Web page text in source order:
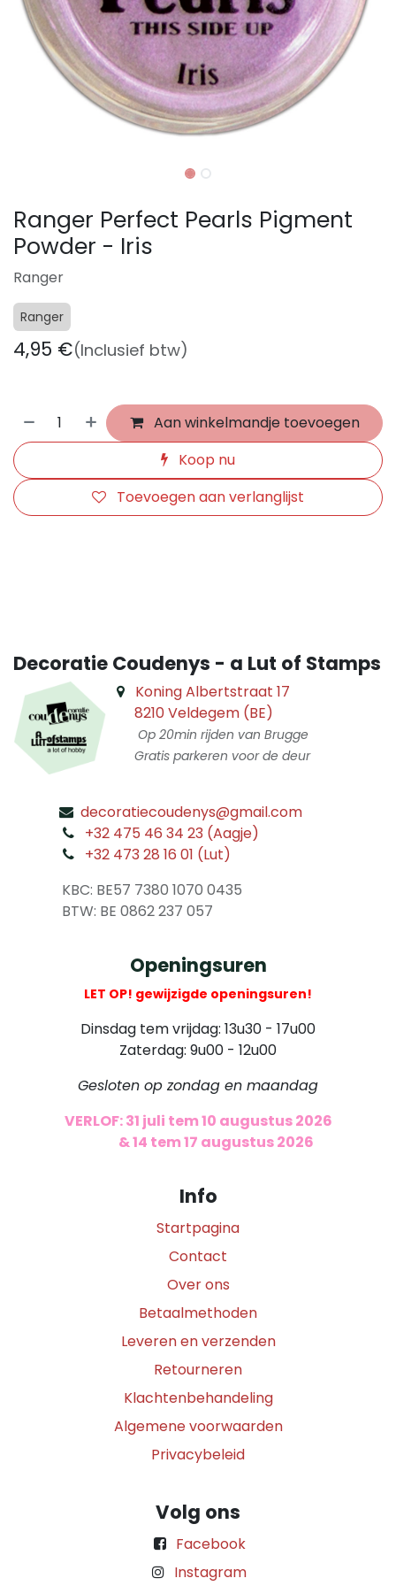
Ranger Perfect Pearls Pigment
Powder - Iris
Ranger
Ranger
4,95 €(Inclusief btw)
Aan winkelmandje toevoegen
Koop nu
Toevoegen aan verlanglijst
Decoratie Coudenys - a Lut of Stamps
Koning Albertstraat 17
8210 Veldegem (BE)
Op 20min rijden van Brugge
Gratis parkeren voor de deur
decoratiecoudenys@gmail.com
+32 475 46 34 23 (Aagje)
+32 473 28 16 01 (Lut)
KBC: BE57 7380 1070 0435
​ BTW: BE 0862 237 057
Openingsuren
LET OP! gewijzigde openingsuren!
Dinsdag tem vrijdag: 13u30 - 17u00
Zaterdag: 9u00 - 12u00
Gesloten op zondag en maandag
VERLOF: 31 juli tem 10 augustus 2026
& 14 tem 17 augustus 2026
Info
Startpagina
Contact
Over ons
Betaalmethoden
Leveren en verzenden
Retourneren
Klachtenbehandeling
Algemene voorwaarden
Privacybeleid
Volg ons
Facebook
Instagram